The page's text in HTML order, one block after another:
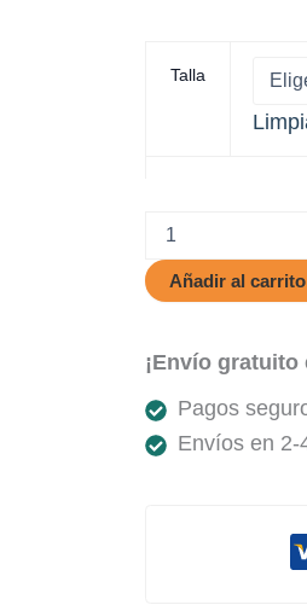
Talla
cantidad
Añadir al carrito
¡Envío
Pagos
Envíos en 2-